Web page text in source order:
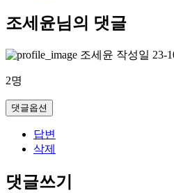
조세윤님의 댓글
조세윤 작성일 23-
2명
댓글옵션
답변
삭제
댓글쓰기